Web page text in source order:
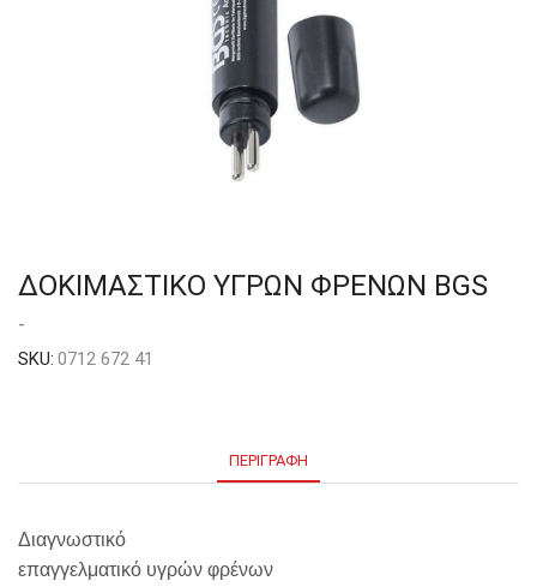
ΔΟΚΙΜΑΣΤΙΚΟ ΥΓΡΩΝ ΦΡΕΝΩΝ BGS
-
SKU: 0712 672 41
ΠΕΡΙΓΡΑΦΉ
Διαγνωστικό
επαγγελματικό υγρών φρένων